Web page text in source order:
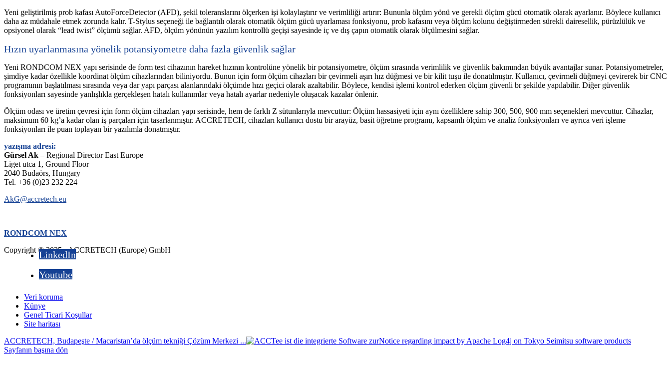
Yeni geliştirilmiş prob kafası AutoForceDetector (AFD), şekil toleranslarını ölçerken işi kolaylaştırır ve verimliliği artırır: Bununla ölçüm yönü ve gerekli ölçüm gücü otomatik olarak ayarlanır. Böylece kullanıcı
daha az müdahale etmek zorunda kalır. T-Stylus seçeneği ile bağlantılı olarak otomatik ölçüm gücü uyarlaması fonksiyonu, prob kafasını veya ölçüm kolunu değiştirmeden sürekli dairesellik, pürüzlülük ve
opsiyonel olarak “lead twist” ölçümü sağlar. AFD, ölçüm yönünün yazılım kontrollü geçişi sayesinde iç ve dış çapın otomatik olarak ölçülmesini sağlar.
Hızın uyarlanmasına yönelik potansiyometre daha fazla güvenlik sağlar
Yeni RONDCOM NEX yapı serisinde de form test cihazının hareket hızının kontrolüne yönelik bir potansiyometre, ölçüm sırasında verimlilik ve güvenlik bakımından büyük avantajlar sunar. Potansiyometreler,
şimdiye kadar özellikle koordinat ölçüm cihazlarından biliniyordu. Bunun için form ölçüm cihazları bir çevirmeli aşırı hız düğmesi ve bir kilit tuşu ile donatılmıştır. Kullanıcı, çevirmeli düğmeyi çevirerek bir CNC
programının başlatılması sırasında veya dar yapı parçası alanlarındaki ölçümde hızı geçici olarak azaltabilir. Böylece, kendisi işlemi kontrol ederken ölçüm güvenli br şekilde yapılabilir. Diğer güvenlik
fonksiyonları sayesinde yanlışlıkla gerçekleşen hatalı kullanımlar veya hatalı ayarlar nedeniyle oluşacak kazalar önlenir.
Ölçüm odası ve üretim çevresi için form ölçüm cihazları yapı serisinde, hem de farklı Z sütunlarıyla mevcuttur: Ölçüm hassasiyeti için aynı özelliklere sahip 300, 500, 900 mm seçenekleri mevcuttur. Cihazlar,
maksimum 60 kg’a kadar olan iş parçaları için tasarlanmıştır. ACCRETECH, cihazları kullanıcı dostu bir arayüz, basit öğretme programı, kapsamlı ölçüm ve analiz fonksiyonları ve ayrıca veri işleme
fonksiyonları ile puan toplayan bir yazılımla donatmıştır.
yazışma adresi:
Gürsel Ak – Regional Director East Europe
Liget utca 1, Ground Floor
2040 Budaörs, Hungary
Tel. +36 (0)23 232 224
AkG@accretech.eu
RONDCOM NEX
Copyright © 2025 - ACCRETECH (Europe) GmbH
LinkedIn
Youtube
Veri koruma
Künye
Genel Ticari Koşullar
Site haritası
ACCRETECH, Budapeşte / Macaristan’da ölçüm tekniği Çözüm Merkezi ...
Notice regarding impact by Apache Log4j on Tokyo Seimitsu software products
Sayfanın başına dön